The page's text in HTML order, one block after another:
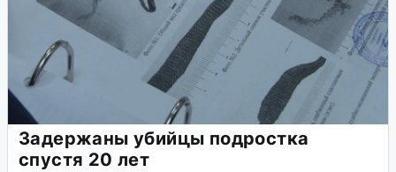
Задержаны убийцы подростка
спустя 20 лет